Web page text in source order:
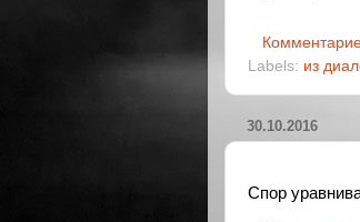
Labels: из
30.10.2016
Спор